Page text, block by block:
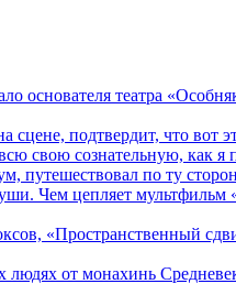
основателя театра
сцене, подтвердит, что
свою сознательную, как
путешествовал по ту
Чем цепляет мультфильм
«Пространственный
людях от монахинь